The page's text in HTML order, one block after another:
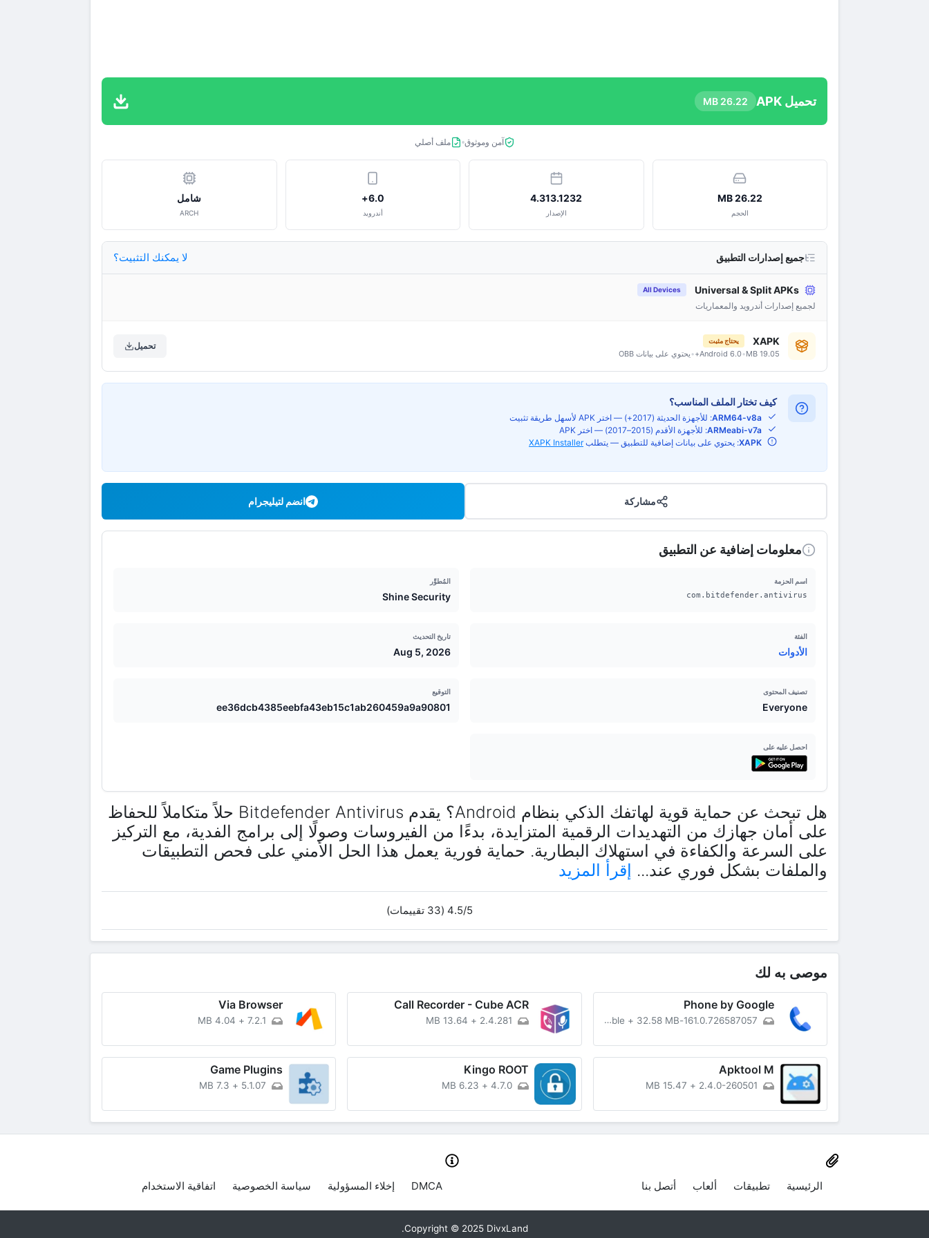
تحميل APK 26.22 MB
آمن وموثوق ملف أصلي
26.22 MB
الحجم
4.313.1232
الإصدار
6.0+
أندرويد
شامل
ARCH
جميع إصدارات التطبيق لا يمكنك التثبيت؟
Universal & Split APKs
All Devices
لجميع إصدارات أندرويد والمعماريات
XAPK يحتاج مثبت
19.05 MB
•
Android 6.0+
• يحتوي على بيانات OBB
تحميل
كيف تختار الملف المناسب؟
ARM64-v8a: للأجهزة الحديثة (2017+) — اختر APK لأسهل طريقة تثبيت
ARMeabi-v7a: للأجهزة الأقدم (2015–2017) — اختر APK
XAPK: يحتوي على بيانات إضافية للتطبيق — يتطلبXAPK Installer
مشاركة انضم لتيليجرام
معلومات إضافية عن التطبيق
اسم الحزمة
com.bitdefender.antivirus
المُطوِّر
Shine Security
الفئة
الأدوات
تاريخ التحديث
Aug 5, 2026
تصنيف المحتوى
Everyone
التوقيع
ee36dcb4385eebfa43eb15c1ab260459a9a90801
احصل عليه على
هل تبحث عن حماية قوية لهاتفك الذكي بنظام Android؟ يقدم Bitdefender Antivirus حلاً متكاملاً للحفاظ
على أمان جهازك من التهديدات الرقمية المتزايدة، بدءًا من الفيروسات وصولًا إلى برامج الفدية، مع التركيز
على السرعة والكفاءة في استهلاك البطارية. حماية فورية يعمل هذا الحل الأمني على فحص التطبيقات
والملفات بشكل فوري عند... إقرأ المزيد
4.5/5 (33 تقييمات)
موصى به لك
Phone by Google
161.0.726587057-downloadable
+ 32.58 MB
Call Recorder - Cube ACR
2.4.281
+
13.64 MB
Via Browser
7.2.1
+
4.04 MB
Apktool M
2.4.0-260501
+
15.47 MB
Kingo ROOT
4.7.0
+
6.23 MB
Game Plugins
5.1.07
+
7.3 MB
الرئيسية تطبيقات ألعاب أتصل بنا DMCA إخلاء المسؤولية سياسة الخصوصية اتفاقية الاستخدام
Copyright © 2025 DivxLand.